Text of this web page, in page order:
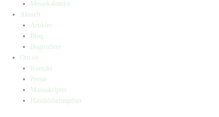
Messekalender
Aktuelt
Artikler
Blog
Bogtrailere
Om os
Kontakt
Presse
Manuskripter
Handelsbetingelser